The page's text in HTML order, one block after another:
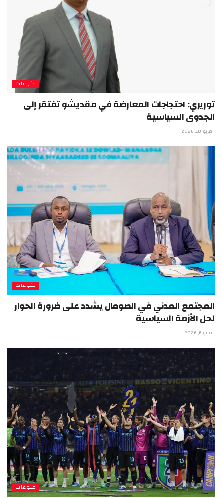
منوعات
توريري: احتجاجات المعارضة في مقديشو تفتقر إلى
الجدوى السياسية
مايو 10, 2026
منوعات
المجتمع المدني في الصومال يشدد على ضرورة الحوار
لحل الأزمة السياسية
مايو 6, 2026
منوعات